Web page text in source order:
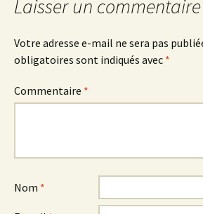
Laisser un commentaire
Votre adresse e-mail ne sera pas
obligatoires sont indiqués avec *
Commentaire *
Nom *